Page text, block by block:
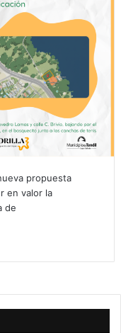
propuesta
en valor la
de